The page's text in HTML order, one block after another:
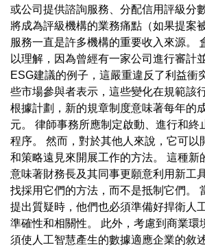
或公司提供諮詢服務、分配信用評級分
將成為評級機構的業務痛點（如果提案
服務一直是許多機構的重要收入來源。
以理解，因為曾經有一家公司進行審計
ESG建議的例子，這嚴重違反了利益衝
些市場參與者表示，這些變化在規範該
根據計劃，新的規章制度意味著每年的
元。 律師事務所應制定啟動、進行和終
程序。 然而，對於其他人來說，它可以
和策略遠見來開展工作的方法。 這種新
意味著財務長及其同事更願意利用新工
找採用它們的方法，而不是抵制它們。
提出質疑時，他們也必須準備好捍衛人
準確性和相關性。 此外，考慮到商業環
須使人工智慧產生的數據適應企業的敘